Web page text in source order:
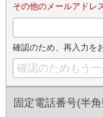
その他のメールアドレ
確認のため、再入力を
固定電話番号(半